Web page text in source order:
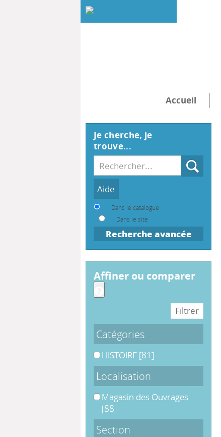
Accueil
Je cherche, je
trouve...
Recherche
Dans le catalogue
Dans le site
Recherche avancée
affiner ou comparer
Catégories
HISTOIRE
HISTOIRE [81]
Localisation
Magasin des Ouvrages
Magasin des Ouvrages
[88]
Section